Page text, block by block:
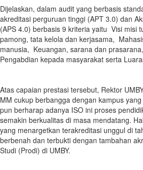
Dijelaskan, dalam audit yang berbasis
akreditasi perguruan tinggi (APT 3.0) dan
(APS 4.0) berbasis 9 kriteria yaitu Visi misi
pamong, tata kelola dan kerjasama,
manusia, Keuangan, sarana dan
Pengabdian kepada masyarakat serta
Atas capaian prestasi tersebut, Rektor
MM cukup berbangga dengan kampus
pun berharap adanya ISO ini proses
semakin berkualitas di masa mendatang.
yang menargetkan terakreditasi unggul di
berbenah dan terbukti dengan tambahan
Studi (Prodi) di UMBY.